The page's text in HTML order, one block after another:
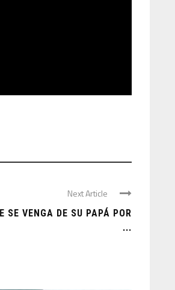
Next Article
SE VENGA DE SU PAPÁ POR
...